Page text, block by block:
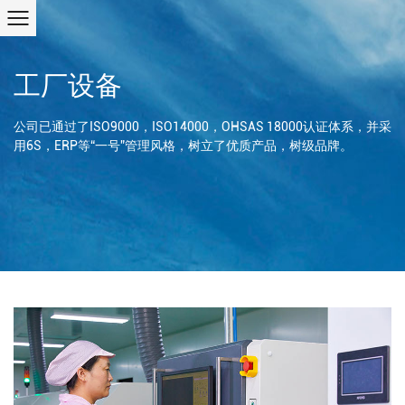
工厂设备
公司已通过了ISO9000，ISO14000，OHSAS 18000认证体系，并采
用6S，ERP等“一号”管理风格，树立了优质产品，树级品牌。